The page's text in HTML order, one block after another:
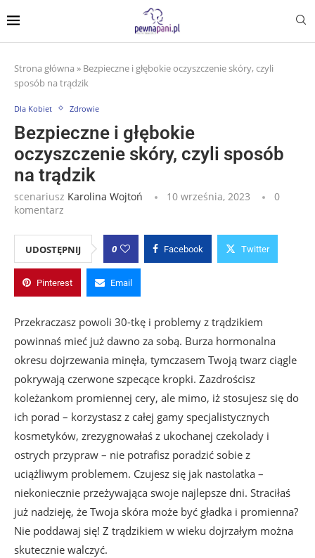
Strona główna » Bezpieczne i głębokie oczyszczenie skóry, czyli
sposób na trądzik
Dla Kobiet Zdrowie
Bezpieczne i głębokie
oczyszczenie skóry, czyli sposób
na trądzik
scenariusz Karolina Wojtoń 10 września, 2023
0
komentarz
UDOSTĘPNIJ 0 Facebook Twitter
Pinterest Email
Przekraczasz powoli 30-tkę i problemy z trądzikiem
powinnaś mieć już dawno za sobą. Burza hormonalna
okresu dojrzewania minęła, tymczasem Twoją twarz ciągle
pokrywają czerwone szpecące kropki. Zazdrościsz
koleżankom promiennej cery, ale mimo, iż stosujesz się do
ich porad – korzystasz z całej gamy specjalistycznych
kosmetyków, zrezygnowałaś z ukochanej czekolady i
ostrych przypraw – nie potrafisz poradzić sobie z
uciążliwym problemem. Czujesz się jak nastolatka –
niekoniecznie przeżywająca swoje najlepsze dni. Straciłaś
już nadzieję, że Twoja skóra może być gładka i promienna?
Nie poddawaj się! Z trądzikiem w wieku dojrzałym można
skutecznie walczyć.